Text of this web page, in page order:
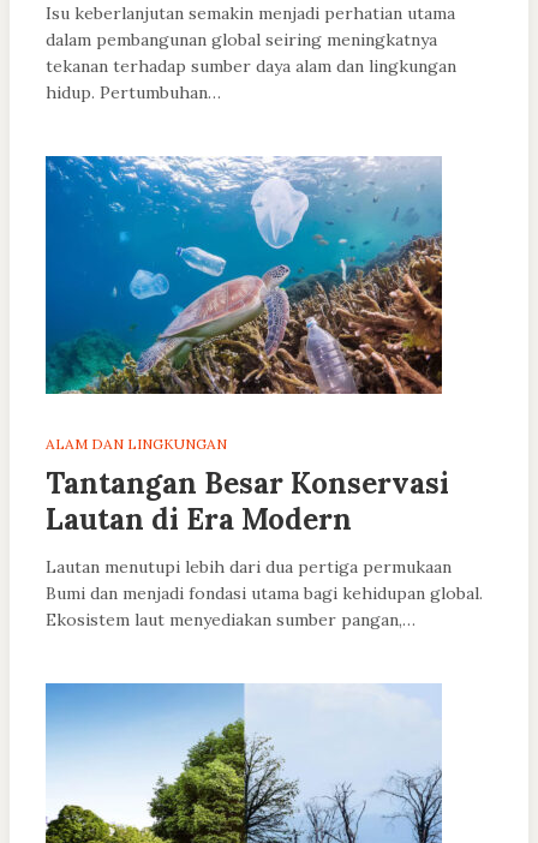
Isu keberlanjutan semakin menjadi perhatian utama
dalam pembangunan global seiring meningkatnya
tekanan terhadap sumber daya alam dan lingkungan
hidup. Pertumbuhan…
ALAM DAN LINGKUNGAN
Tantangan Besar Konservasi
Lautan di Era Modern
Lautan menutupi lebih dari dua pertiga permukaan
Bumi dan menjadi fondasi utama bagi kehidupan global.
Ekosistem laut menyediakan sumber pangan,…